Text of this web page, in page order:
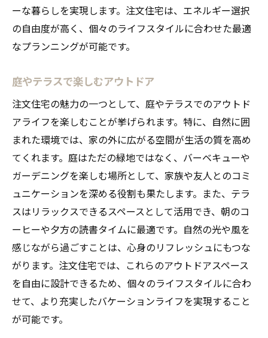
ーな暮らしを実現します。注文住宅は、エネルギー選択
の自由度が高く、個々のライフスタイルに合わせた最適
なプランニングが可能です。
庭やテラスで楽しむアウトドア
注文住宅の魅力の一つとして、庭やテラスでのアウトド
アライフを楽しむことが挙げられます。特に、自然に囲
まれた環境では、家の外に広がる空間が生活の質を高め
てくれます。庭はただの緑地ではなく、バーベキューや
ガーデニングを楽しむ場所として、家族や友人とのコミ
ュニケーションを深める役割も果たします。また、テラ
スはリラックスできるスペースとして活用でき、朝のコ
ーヒーや夕方の読書タイムに最適です。自然の光や風を
感じながら過ごすことは、心身のリフレッシュにもつな
がります。注文住宅では、これらのアウトドアスペース
を自由に設計できるため、個々のライフスタイルに合わ
せて、より充実したバケーションライフを実現すること
が可能です。